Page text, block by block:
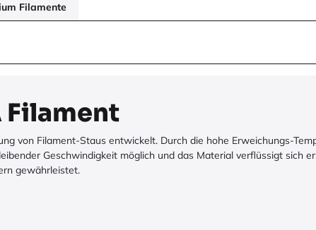
Filamente
Filament
von Filament-Staus entwickelt. Durch die hohe Erweichungs-
Geschwindigkeit möglich und das Material verflüssigt sich
gewährleistet.